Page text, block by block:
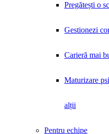
Pregătești o
Gestionezi
Carieră mai
Maturizare
alții
Pentru echipe